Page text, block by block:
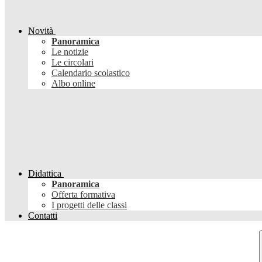
Novità
Panoramica
Le notizie
Le circolari
Calendario scolastico
Albo online
Didattica
Panoramica
Offerta formativa
I progetti delle classi
Contatti